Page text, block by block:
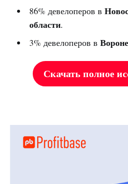
86% девелоперов в
области.
3% девелоперов в
Скачать полное